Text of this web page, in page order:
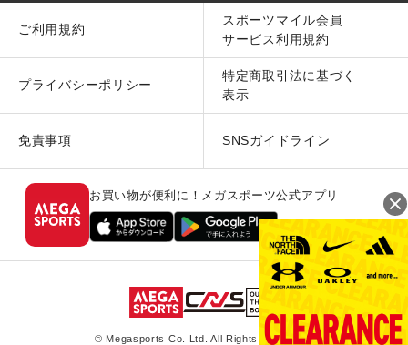
ご利用規約
スポーツマイル会員
サービス利用規約
プライバシーポリシー
特定商取引法に基づく
表示
免責事項 SNSガイドライン
お買い物が便利に！メガスポーツ公式アプリ
© Megasports Co. Ltd. All Rights Reserved.